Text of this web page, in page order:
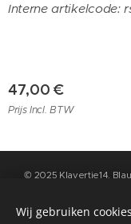
Interne artikelcode:
47,00 €
Prijs Incl. BTW
© 2025 Klavertje14,
raadplegen op
Wij gebruiken